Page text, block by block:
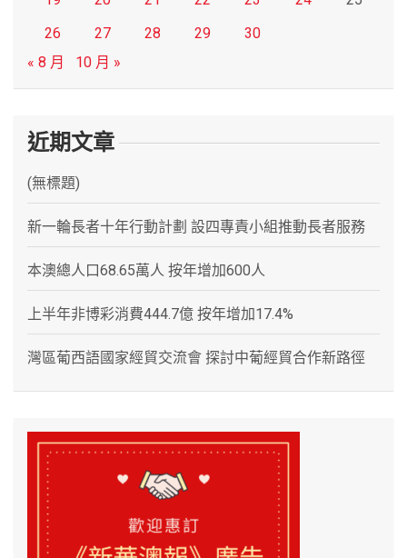
26
27 28 29
30
« 8 月
10 月 »
近期文章
(無標題)
新一輪長者十年行動計劃 設四專責小組推動長者服務
本澳總人口68.65萬人 按年增加600人
上半年非博彩消費444.7億 按年增加17.4%
灣區葡西語國家經貿交流會 探討中葡經貿合作新路徑